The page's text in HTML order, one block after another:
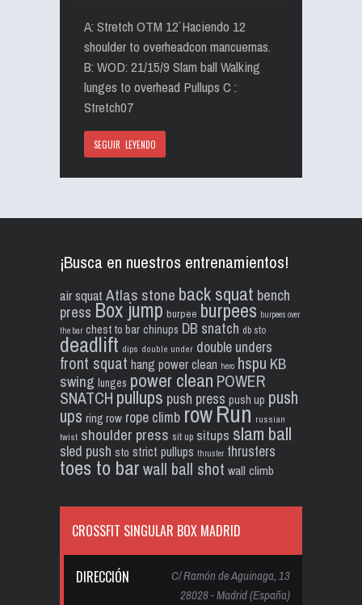
A: Stretch OTM 12´ Haciendo 12
shoulder to overheadcon mancuernas.
B: WOD: 21/15/9 Slam ball Walking
lunges to overhead Pullups C :
Stretch07
SEGUIR LEYENDO
¡Busca en nuestros entrenamientos!
air squat Atlas stone back squat bench
press Box jump burpee burpees burpees over
the bar chest to bar chinups DB snatch db sto
deadlift dips double under double unders
front squat hang power clean hero hspu KB
swing lunges power clean POWER
SNATCH pullups push press push up push
ups ring row rope climb rowRun russian
twist shoulder press sit up situps slam ball
sled push sto strict pullups thruster thrusters
toes to barwall ball shot wall climb
CROSSFIT SINGULAR BOX MADRID
DIRECCIÓN
C/ Ramón de Aguinaga, 13
28028 - Madrid (España)